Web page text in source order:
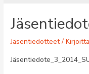
Jäsentiedotteet/